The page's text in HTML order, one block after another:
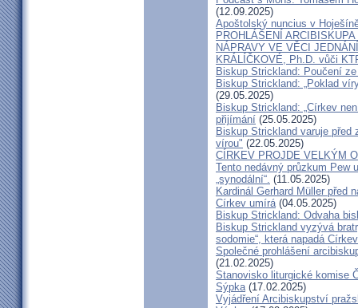
(12.09.2025)
Apoštolský nuncius v
PROHLÁŠENÍ
NÁPRAVY VE VĚCI
KRÁLÍČKOVÉ, Ph.D. vůči
Biskup Strickland: Poučení
Biskup Strickland: „Poklad
(29.05.2025)
Biskup Strickland: „Církev
přijímání (25.05.2025)
Biskup Strickland varuje
vírou" (22.05.2025)
CÍRKEV PROJDE VELKÝM
Tento nedávný průzkum Pew
„synodální“. (11.05.2025)
Kardinál Gerhard Müller před
Církev umírá(04.05.2025)
Biskup Strickland: Odvaha
Biskup Strickland vyzývá
sodomie“, která napadá Církev
Společné prohlášení
(21.02.2025)
Stanovisko liturgické komise
Sýpka(17.02.2025)
Vyjádření Arcibiskupství